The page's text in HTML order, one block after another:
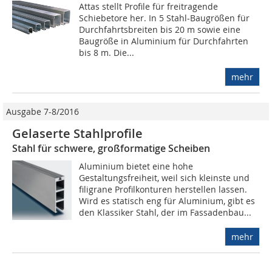
Attas stellt Profile für freitragende
Schiebetore her. In 5 Stahl-Baugrößen für
Durchfahrtsbreiten bis 20 m sowie eine
Baugröße in Aluminium für Durchfahrten
bis 8 m. Die...
mehr
Ausgabe 7-8/2016
Gelaserte Stahlprofile
Stahl für schwere, großformatige Scheiben
Aluminium bietet eine hohe
Gestaltungsfreiheit, weil sich kleinste und
filigrane Profilkonturen herstellen lassen.
Wird es statisch eng für Aluminium, gibt es
den Klassiker Stahl, der im Fassadenbau...
mehr